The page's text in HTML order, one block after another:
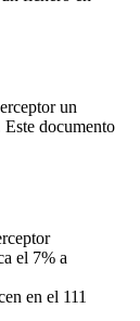
un
Este documento
el 7% a
en el 111